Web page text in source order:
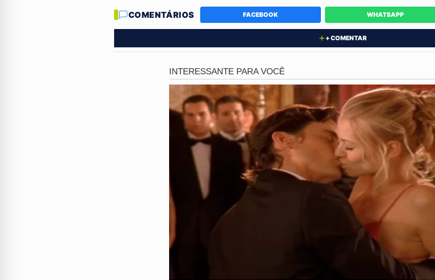
A Caçada aos Criminosos
Após o ataque covarde, a dupla fugiu para a cidade vizinha, Sombrio, onde
conhecidos. Eles foram localizados no bairro Boa Esperança e não tiveram
policiais cercaram o local para cumprir o mandado de prisão preventiva.
A operação foi fruto de uma união entre a Polícia Civil de Araranguá e a DPCAMI,
Chaves. Os suspeitos agora estão atrás das grades no Presídio Regional de
violência brutal que chocou a comunidade do Sul catarinense.
Luta Pela Vida em Florianópolis
Enquanto os agressores enfrentam a justiça, o pequeno guerreiro luta pela vida
Florianópolis. Ele foi transferido às pressas devido à gravidade das lesões e
Você acha que a justiça será feita nesse caso revoltante? Comente sua opinião
COMENTÁRIOS FACEBOOK WHATSAPP
+ COMENTAR